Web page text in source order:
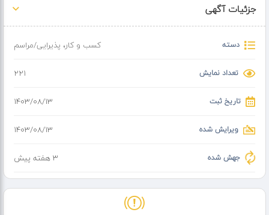
جزئیات آگهی
دسته کسب و کار، پذیرایی/مراسم
تعداد نمایش 221
تاریخ ثبت ۱۴۰۳/۰۸/۱۳
ویرایش شده ۱۴۰۳/۰۸/۱۳
جهش شده 3 هفته پیش